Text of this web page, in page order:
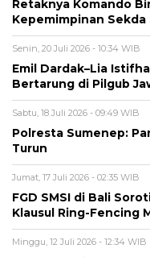
Retaknya Komando
Kepemimpinan Sekda
Senin, 20 Juli 2026 - 10:34 WIB
Emil Dardak–Lia
Bertarung di Pilgub
Sabtu, 18 Juli 2026 - 09:49 WIB
Polresta Sumenep:
Turun
Jumat, 17 Juli 2026 - 02:35 WIB
FGD SMSI di Bali
Klausul Ring-Fencing
Minggu, 12 Juli 2026 - 12:34 WIB